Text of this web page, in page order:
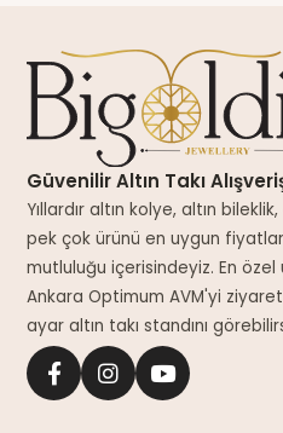
Güvenilir Altın Takı
Yıllardır altın kolye, altın
pek çok ürünü en uygun
mutluluğu içerisindeyiz. En
Ankara Optimum AVM'yi
ayar altın takı standını